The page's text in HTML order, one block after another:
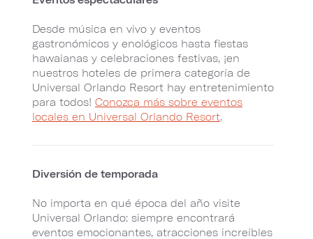
Desde música en vivo y eventos
gastronómicos y enológicos hasta fiestas
hawaianas y celebraciones festivas, ¡en
nuestros hoteles de primera categoría de
Universal Orlando Resort hay entretenimiento
para todos! Conozca más sobre eventos
locales en Universal Orlando Resort.
Diversión de temporada
No importa en qué época del año visite
Universal Orlando: siempre encontrará
eventos emocionantes, atracciones increíbles